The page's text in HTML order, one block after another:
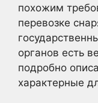
похожим
перевозке
органов есть
подробно
характерные